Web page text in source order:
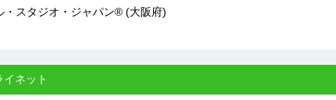
・スタジオ・ジャパン® (大阪府)
ネット